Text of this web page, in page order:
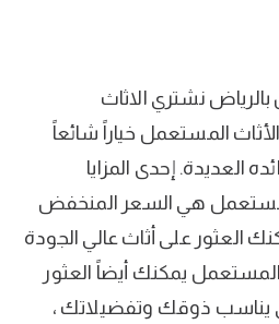
نشتري الاثاث
المستعمل خياراً شائعاً
العديدة. إحدى المزايا
المستعمل هي السعر المنخفض
العثور على أثاث عالي الجودة
يمكنك أيضاً العثور
يناسب ذوقك وتفضيلاتك ،